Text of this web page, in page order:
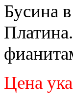
Бусина
Цена